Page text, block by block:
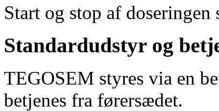
Start og stop af doseringen
Standardudstyr og
TEGOSEM styres via en
betjenes fra førersædet.